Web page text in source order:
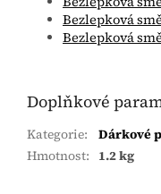
Bezlepková
Bezlepková
Doplňkové
Kategorie:
Dárkové
Hmotnost: 1.2 kg